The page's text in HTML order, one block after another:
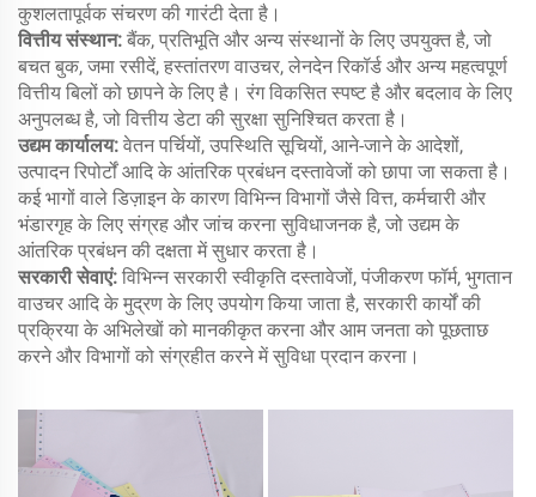
कुशलतापूर्वक संचरण की गारंटी देता है।
वित्तीय संस्थान: बैंक, प्रतिभूति और अन्य संस्थानों के लिए उपयुक्त है, जो
बचत बुक, जमा रसीदें, हस्तांतरण वाउचर, लेनदेन रिकॉर्ड और अन्य महत्वपूर्ण
वित्तीय बिलों को छापने के लिए है। रंग विकसित स्पष्ट है और बदलाव के लिए
अनुपलब्ध है, जो वित्तीय डेटा की सुरक्षा सुनिश्चित करता है।
उद्यम कार्यालय: वेतन पर्चियों, उपस्थिति सूचियों, आने-जाने के आदेशों,
उत्पादन रिपोर्टों आदि के आंतरिक प्रबंधन दस्तावेजों को छापा जा सकता है।
कई भागों वाले डिज़ाइन के कारण विभिन्न विभागों जैसे वित्त, कर्मचारी और
भंडारगृह के लिए संग्रह और जांच करना सुविधाजनक है, जो उद्यम के
आंतरिक प्रबंधन की दक्षता में सुधार करता है।
सरकारी सेवाएं: विभिन्न सरकारी स्वीकृति दस्तावेजों, पंजीकरण फॉर्म, भुगतान
वाउचर आदि के मुद्रण के लिए उपयोग किया जाता है, सरकारी कार्यों की
प्रक्रिया के अभिलेखों को मानकीकृत करना और आम जनता को पूछताछ
करने और विभागों को संग्रहीत करने में सुविधा प्रदान करना।